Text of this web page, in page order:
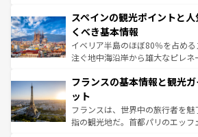
ろん、トスカーナの美しい田園
景など、自然景観も見逃せない。
ピザやパスタなど、絶品のイタ
できる。朝目覚めてから夜眠るま
なお、新着のイタリア情報はコン
しい。
スペインの観光ポイントと
くべき基本情報
イベリア半島のほぼ80％を占め
注ぐ地中海沿岸から雄大なピレネ
文化が根付くこの国では、情熱的
れる闘牛、そして美味しいタパス
る。首都マドリードの洗練され
アートに溢れた街角から、地方で
フランスの基本情報と観光
ット
フランスは、世界中の旅行者を
指の観光地だ。首都パリのエッフ